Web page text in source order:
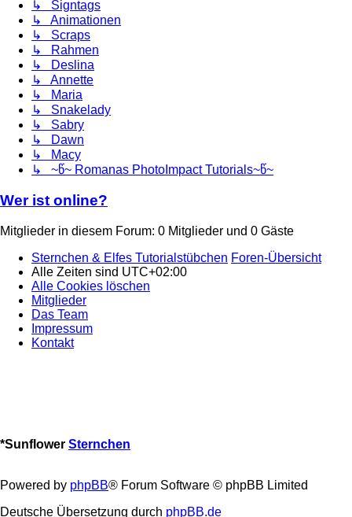
↳ Signtags
↳ Animationen
↳ Scraps
↳ Rahmen
↳ Deslina
↳ Annette
↳ Maria
↳ Snakelady
↳ Sabry
↳ Dawn
↳ Macy
↳ ~წ~ Romanas PhotoImpact Tutorials~წ~
Wer ist online?
Mitglieder in diesem Forum: 0 Mitglieder und 0 Gäste
Sternchen & Elfes Tutorialstübchen Foren-Übersicht
Alle Zeiten sind UTC+02:00
Alle Cookies löschen
Mitglieder
Das Team
Impressum
Kontakt
*Sunflower Sternchen
Powered by phpBB® Forum Software © phpBB Limited
Deutsche Übersetzung durch phpBB.de